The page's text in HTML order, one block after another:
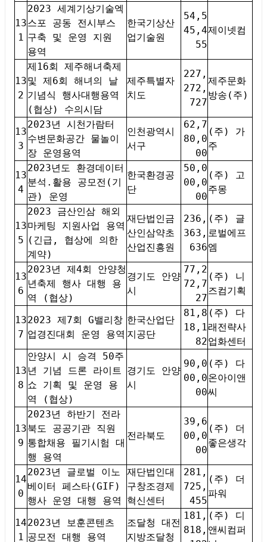
13
1
2023 세계기상기술엑
스포 공동 전시부스
구축 및 운영 지원
용역
한국기상산
업기술원
54,5
45,4
55
제이넷컴
13
2
제16회 제주해녀축제
및 제6회 해녀의 날
기념식 행사대행용역
(협상) 수의시담
제주특별자
치도
227,
272,
727
제주문화
방송(주)
13
3
2023년 시천가람터
수변문화공간 물놀이
장 운영용역
인천광역시
서구
62,7
80,0
00
(주) 가
주
13
4
2023년도 환경데이터
분석.활용 공모전(기
관) 운영
한국환경공
단
50,0
00,0
00
(주) 고
주몽
13
5
2023 금산인삼 해외
마케팅 지원사업 용역
(긴급, 협상에 의한
계약)
재단법인금
산인삼약초
산업진흥원
236,
363,
636
(주) 글
로벌에프
엠
13
6
2023년 제4회 안양청
년축제 행사 대행 용
역 (협상)
경기도 안양
시
77,2
72,7
27
(주) 니
즈컴기획
13
7
2023 제7회 G밸리창
업경진대회 운영 용역
한국산업단
지공단
81,8
18,1
82
(주) 다
래전략사
업화센터
13
8
안양시 시 승격 50주
년 기념 드론 라이트
쇼 기획 및 운영 용
역 (협상)
경기도 안양
시
90,0
00,0
00
(주) 다
온아이앤
씨
13
9
2023년 하반기 전라
북도 공공기관 직원
통합채용 필기시험 대
행 용역
전라북도
39,6
00,0
00
(주) 더
좋은생각
14
0
2023년 글로벌 이노
베이터 페스타(GIF)
행사 운영 대행 용역
재단법인대
구창조경제
혁신센터
281,
725,
455
(주) 더
파워
14
1
2023년 보훈콘텐츠
공모전 대행 용역
조달청 대전
지방조달청
181,
818,
(주) 디
앤씨컴퍼